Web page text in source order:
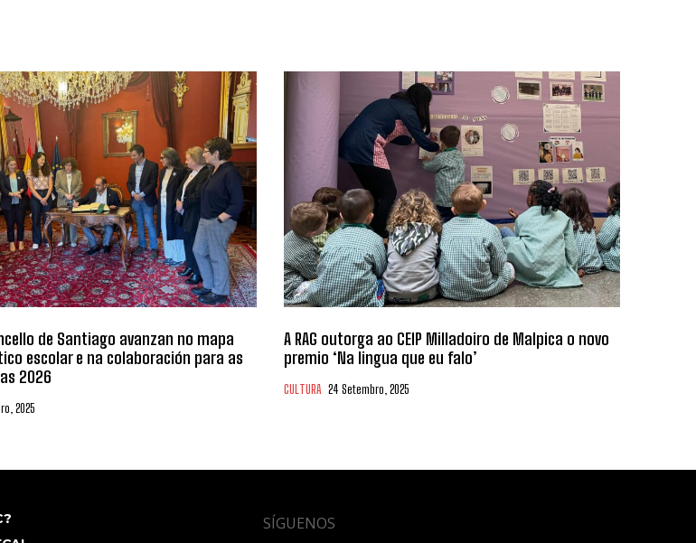
de Santiago avanzan no mapa
escolar e na colaboración para as
2026
2025
A RAG outorga ao CEIP Milladoiro de Malpica o novo
premio ‘Na lingua que eu falo’
CULTURA 24 Setembro, 2025
SÍGUENOS